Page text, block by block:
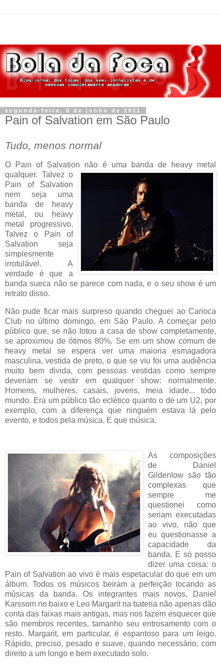
segunda-feira, 6 de junho de 2011
Pain of Salvation em São Paulo
Tudo, menos normal
O Pain of Salvation não é uma banda deheavy metal
qualquer. Talvez o
Pain of Salvation
nem seja uma
banda de heavy
metal, ou heavy
metal progressivo.
Talvez o Pain of
Salvation seja
simplesmente
irrotulável. A
verdade é que a
banda sueca não se parece com nada, e o seu show é um
retrato disso.
Não pude ficar mais surpreso quando cheguei ao Carioca
Club no último domingo, em São Paulo. A começar pelo
público que, se não lotou a casa de show completamente,
se aproximou de ótimos 80%. Se em um show comum de
heavy metal se espera ver uma maioria esmagadora
masculina, vestida de preto, o que se viu foi uma audiência
muito bem divida, com pessoas vestidas como sempre
deveriam se vestir em qualquer show: normalmente.
Homens, mulheres, casais, jovens, meia idade... todo
mundo. Era um público tão eclético quanto o de um U2, por
exemplo, com a diferença que ninguém estava lá pelo
evento, e todos pela música. E que música.
As composições
de Daniel
Gildenlow são tão
complexas que
sempre me
questionei como
seriam executadas
ao vivo, não que
eu questionasse a
capacidade da
banda. E só posso
dizer uma coisa: o
Pain of Salvation ao vivo é mais espetacular do que em um
álbum. Todos os músicos beiram a perfeição tocando as
músicas da banda. Os integrantes mais novos, Daniel
Karssom no baixo e Leo Margarit na bateria não apenas dão
conta das faixas mais antigas, mas nos fazem esquecer que
são membros recentes, tamanho seu entrosamento com o
resto. Margarit, em particular, é espantoso para um leigo.
Rápido, preciso, pesado e suave, quando necessário, com
direito a um longo e bem executado solo.